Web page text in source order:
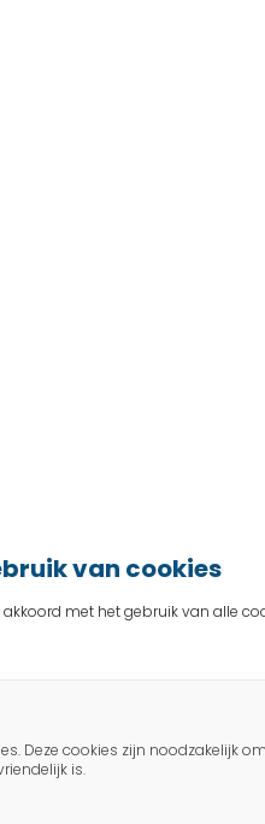
van cookies
akkoord met het gebruik van alle
Deze cookies zijn noodzakelijk
is.